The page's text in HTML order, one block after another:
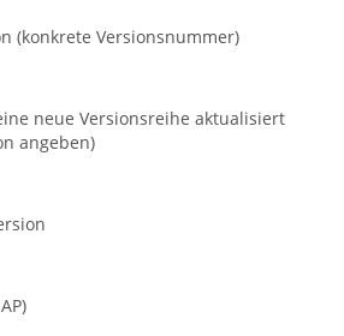
(konkrete Versionsnummer)
neue Versionsreihe aktualisiert
angeben)